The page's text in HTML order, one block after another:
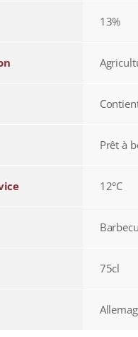
13%
Prêt à
12°C
75cl